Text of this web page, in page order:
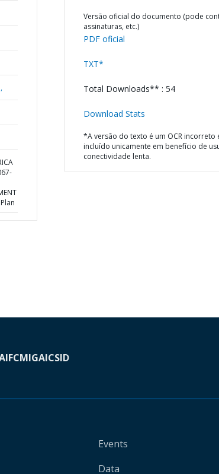
Versão oficial do documento (pode
assinaturas, etc.)
PDF oficial
TXT*
Total Downloads** : 54
Download Stats
*A versão do texto é um OCR incorreto
incluído unicamente em benefício de
conectividade lenta.
IFCMIGAICSID
Events
Data